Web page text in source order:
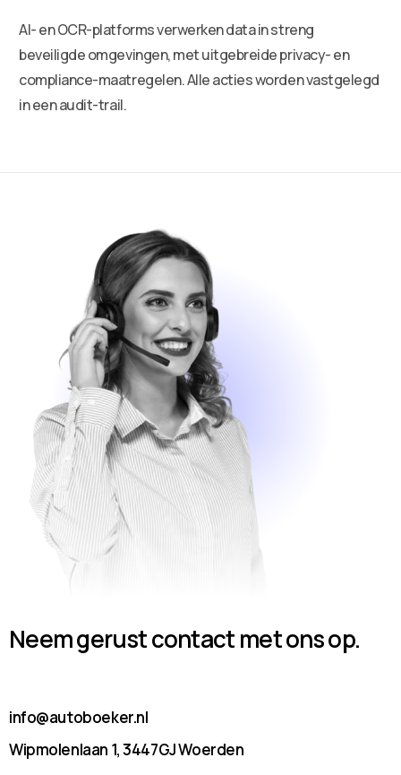
AI- en OCR-platforms verwerken data in streng
beveiligde omgevingen, met uitgebreide privacy- en
compliance-maatregelen. Alle acties worden vastgelegd
in een audit-trail.
Neem gerust contact met ons op.
info@autoboeker.nl
Wipmolenlaan 1, 3447GJ Woerden